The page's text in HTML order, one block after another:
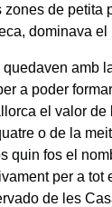
de petita
dominava
amb
a poder
el valor de
o de la
quin fos el
per a tot
de les